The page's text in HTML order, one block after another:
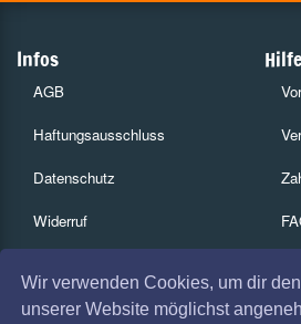
Wir verwenden Cookies, um dir
unserer Website möglichst
Infos
AGB
Haftungsausschluss
Datenschutz
Widerruf
Absagen